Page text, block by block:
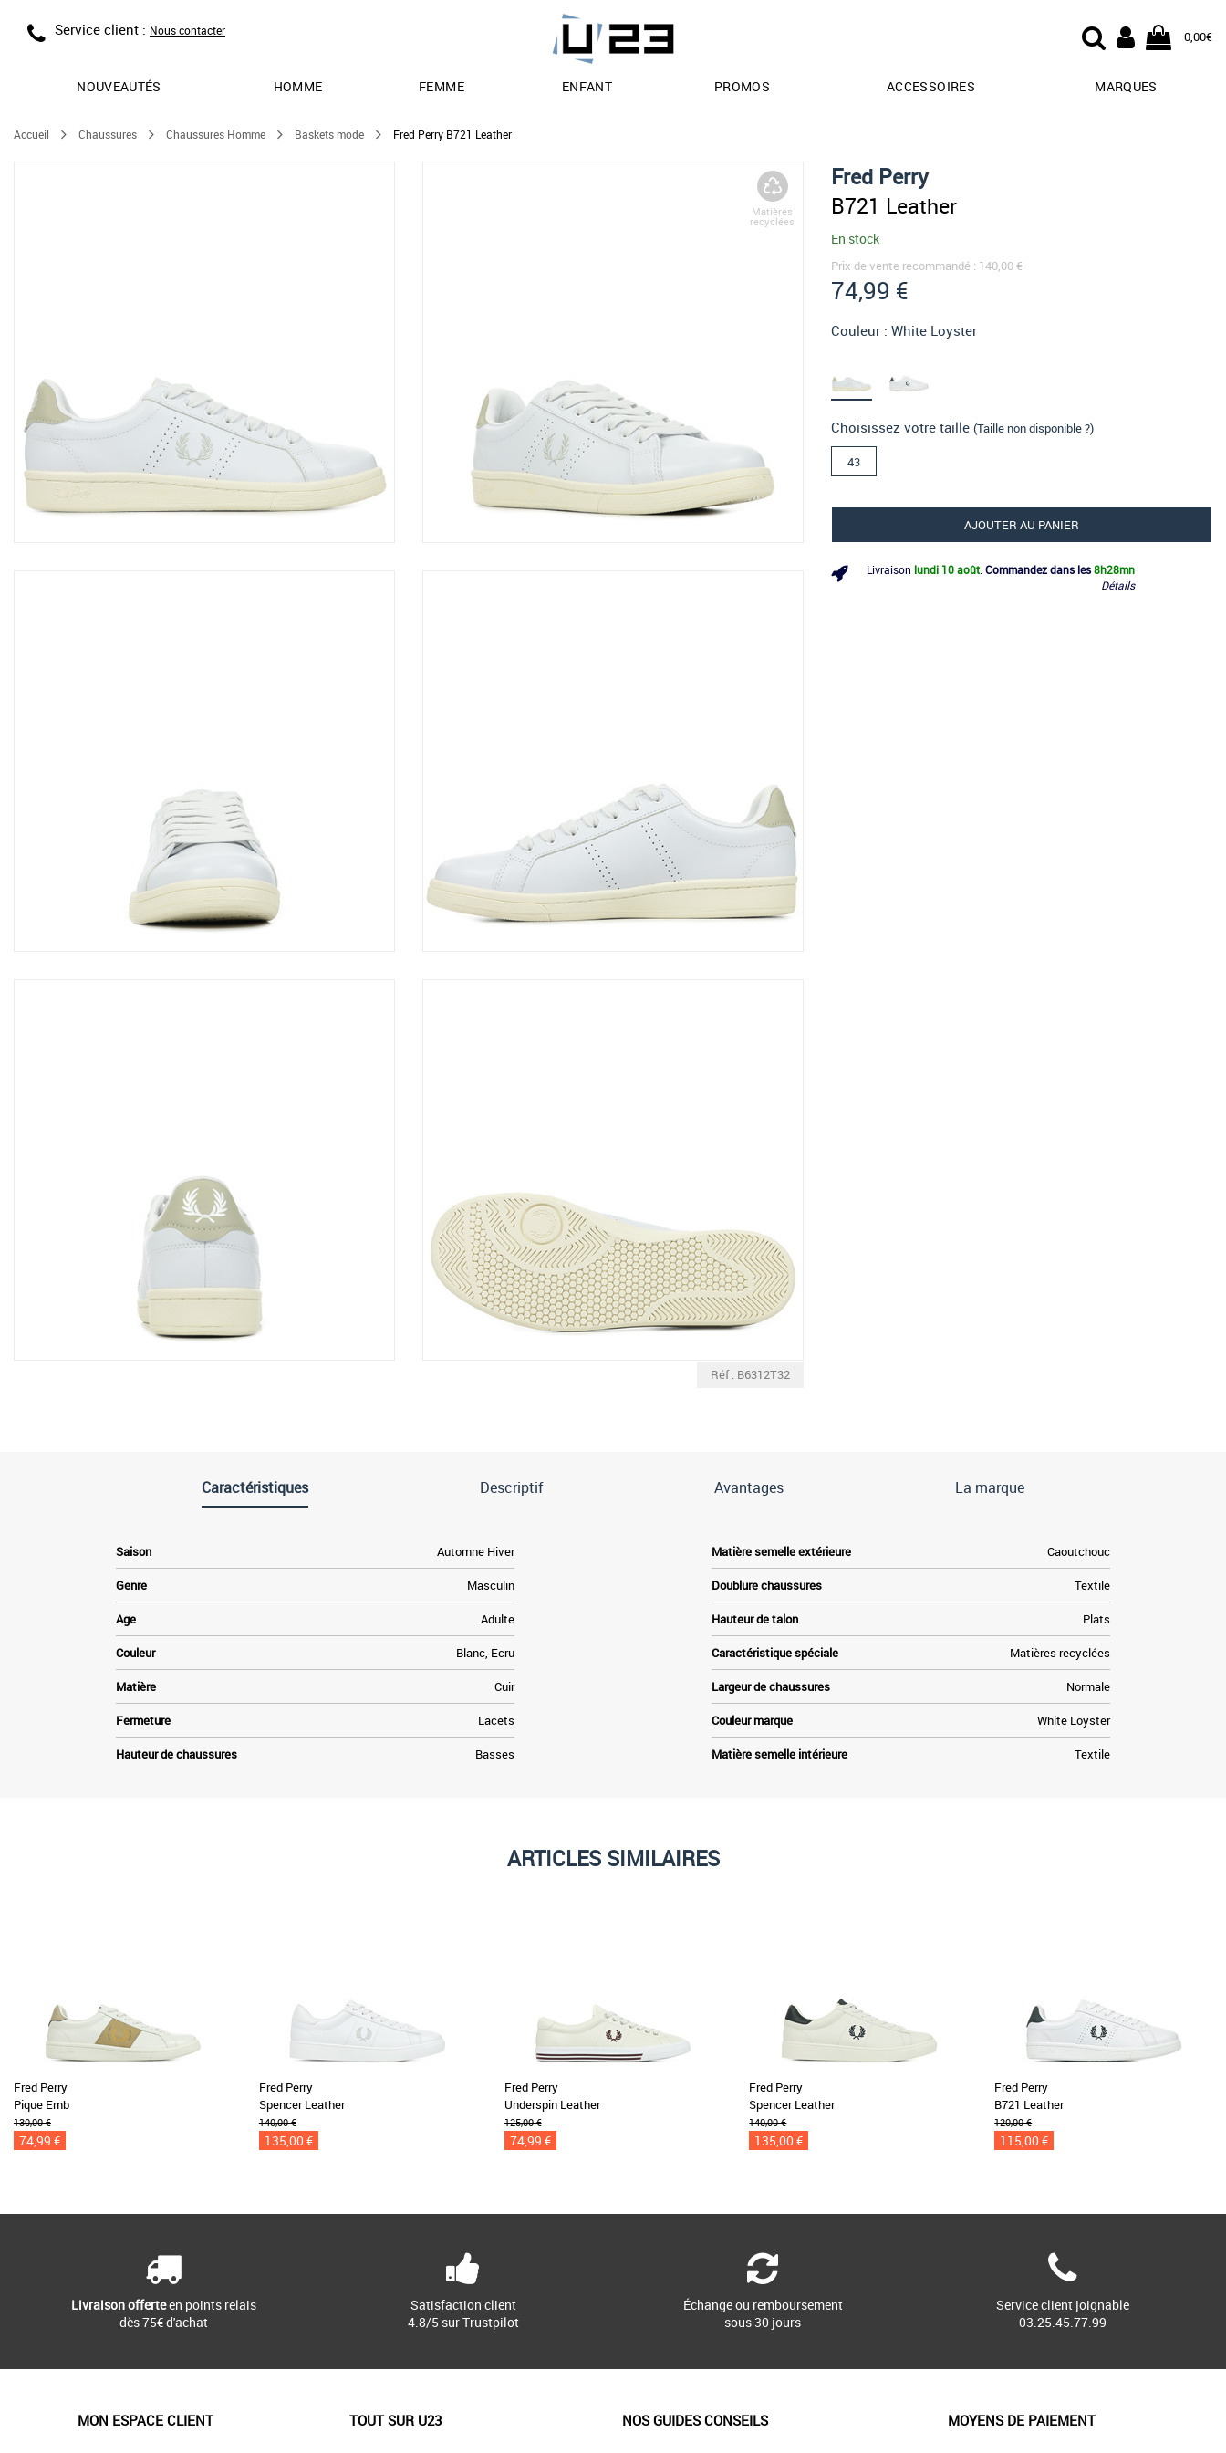
Service client : Nous contacter 0,00€
NOUVEAUTÉS HOMME FEMME ENFANT PROMOS ACCESSOIRES MARQUES
Accueil Chaussures Chaussures Homme Baskets mode Fred Perry B721 Leather
Matières
recyclées
Réf : B6312T32
Fred Perry
B721 Leather
En stock
Prix de vente recommandé : 140,00 €
74,99 €
Couleur : White Loyster
Choisissez votre taille (Taille non disponible ?)
43
AJOUTER AU PANIER
Livraison lundi 10 août Commandez dans les8h28mn
Détails
Caractéristiques Descriptif Avantages La marque
Saison Automne Hiver
Genre Masculin
Age Adulte
Couleur Blanc, Ecru
Matière Cuir
Fermeture Lacets
Hauteur de chaussures Basses
Matière semelle extérieure Caoutchouc
Doublure chaussures Textile
Hauteur de talon Plats
Caractéristique spéciale Matières recyclées
Largeur de chaussures Normale
Couleur marque White Loyster
Matière semelle intérieure Textile
ARTICLES SIMILAIRES
Fred Perry
Pique Emb
130,00 €
74,99 €
Fred Perry
Spencer Leather
140,00 €
135,00 €
Fred Perry
Underspin Leather
125,00 €
74,99 €
Fred Perry
Spencer Leather
140,00 €
135,00 €
Fred Perry
B721 Leather
120,00 €
115,00 €
Livraison offerteen points relais
dès 75€ d'achat
Satisfaction client
4.8/5 sur Trustpilot
Échange ou remboursement
sous 30 jours
Service client joignable
03.25.45.77.99
MON ESPACE CLIENT TOUT SUR U23 NOS GUIDES CONSEILS MOYENS DE PAIEMENT